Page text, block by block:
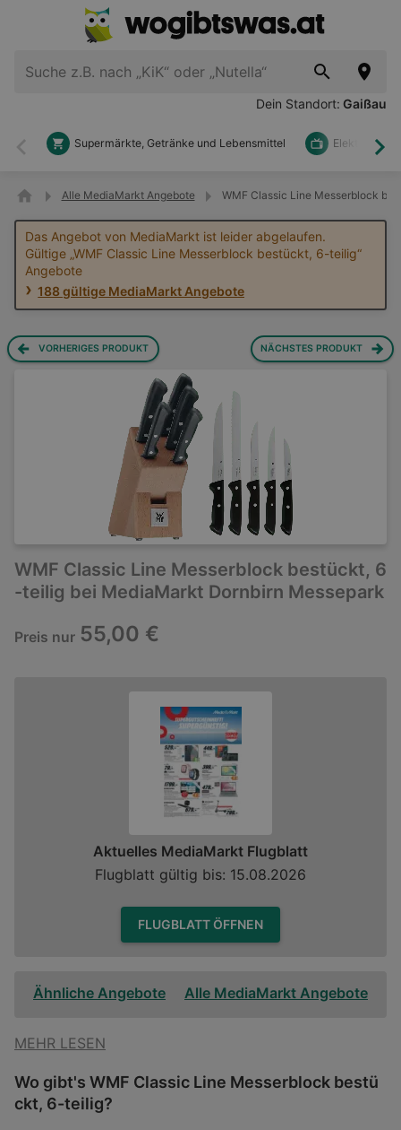
Dein Standort: Gaißau
Zurück
Supermärkte, Getränke und Lebensmittel Elektronik
Alle MediaMarkt Angebote WMF Classic Line Messerblock
Das Angebot von MediaMarkt ist leider abgelaufen.
Gültige „WMF Classic Line Messerblock bestückt, 6-teilig“
Angebote
188 gültige MediaMarkt Angebote
VORHERIGES PRODUKT NÄCHSTES PRODUKT
WMF Classic Line Messerblock bestückt, 6
-teilig bei MediaMarkt Dornbirn Messepark
Preis nur 55,00 €
Aktuelles MediaMarkt Flugblatt
Flugblatt gültig bis: 15.08.2026
FLUGBLATT ÖFFNEN
Ähnliche Angebote Alle MediaMarkt Angebote
MEHR LESEN
Wo gibt's WMF Classic Line Messerblock bestü
ckt, 6-teilig?